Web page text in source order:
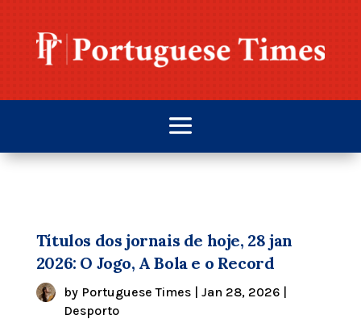
Títulos dos jornais de hoje, 28 jan
2026: O Jogo, A Bola e o Record
by Portuguese Times| Jan 28, 2026|
Desporto